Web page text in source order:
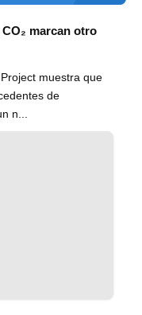
marcan otro
muestra que
de
n...